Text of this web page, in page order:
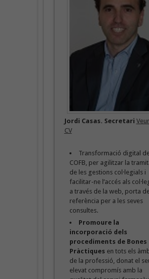
Jordi Casas. Secretari
CV
Transformació digital del
COFB, per agilitzar la
de les gestions col·legials i
facilitar-ne l’accés als
a través de la web, porta de
referència per a les seves
consultes.
Promoure la
incorporació dels
procediments de Bones
Pràctiques en tots els
de la professió, donat el
elevat compromís amb la